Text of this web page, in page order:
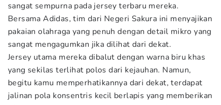
sangat sempurna pada jersey terbaru mereka.
Bersama Adidas, tim dari Negeri Sakura ini menyajikan
pakaian olahraga yang penuh dengan detail mikro yang
sangat mengagumkan jika dilihat dari dekat.
Jersey utama mereka dibalut dengan warna biru khas
yang sekilas terlihat polos dari kejauhan. Namun,
begitu kamu memperhatikannya dari dekat, terdapat
jalinan pola konsentris kecil berlapis yang memberikan